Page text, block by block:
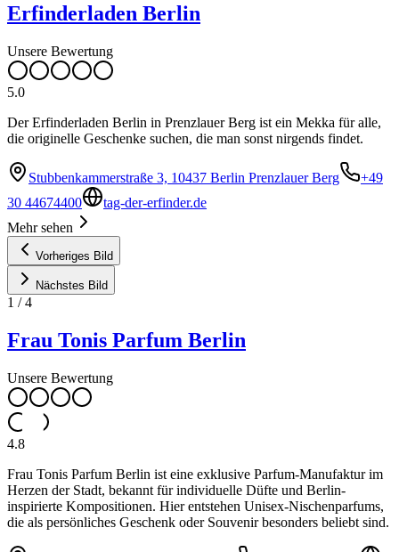
Erfinderladen Berlin
Unsere Bewertung
5.0
Der Erfinderladen Berlin in Prenzlauer Berg ist ein Mekka für alle,
die originelle Geschenke suchen, die man sonst nirgends findet.
Stubbenkammerstraße 3, 10437 Berlin Prenzlauer Berg
+49
30 44674400
tag-der-erfinder.de
Mehr sehen
Vorheriges Bild
Nächstes Bild
1 /4
Frau Tonis Parfum Berlin
Unsere Bewertung
4.8
Frau Tonis Parfum Berlin ist eine exklusive Parfum-Manufaktur im
Herzen der Stadt, bekannt für individuelle Düfte und Berlin-
inspirierte Kompositionen. Hier entstehen Unisex-Nischenparfums,
die als persönliches Geschenk oder Souvenir besonders beliebt sind.